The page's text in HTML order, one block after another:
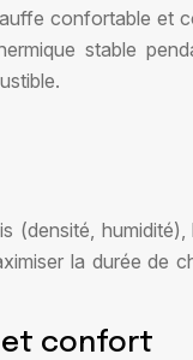
confortable
stable
la durée
et confort